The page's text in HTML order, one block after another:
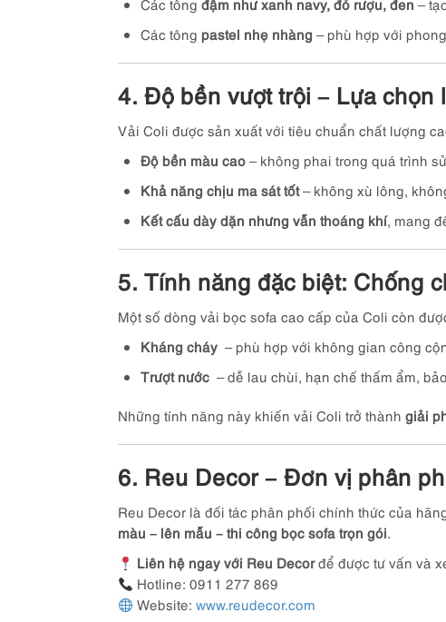
Các tông đậm như xanh navy, đỏ rượu, đen –
Các tông pastel nhẹ nhàng – phù hợp với
4. Độ bền vượt trội – Lựa
Vải Coli được sản xuất với tiêu chuẩn chất lượng
Độ bền màu cao– không phai trong quá trình
Khả năng chịu ma sát tốt– không xù lông,
Kết cấu dày dặn nhưng vẫn thoáng khí, mang
5. Tính năng đặc biệt: Chống
Một số dòng vải bọc sofa cao cấp của Coli còn
Kháng cháy – phù hợp với không gian công
Trượt nước – dễ lau chùi, hạn chế thấm ẩm,
Những tính năng này khiến vải Coli trở thành giải
6. Reu Decor – Đơn vị phân
Reu Decor là đối tác phân phối chính thức của
màu – lên mẫu – thi công bọc sofa trọn gói.
Liên hệ ngay với Reu Decorđể được tư vấn và
Hotline: 0911 277 869
Website: www.reudecor.com